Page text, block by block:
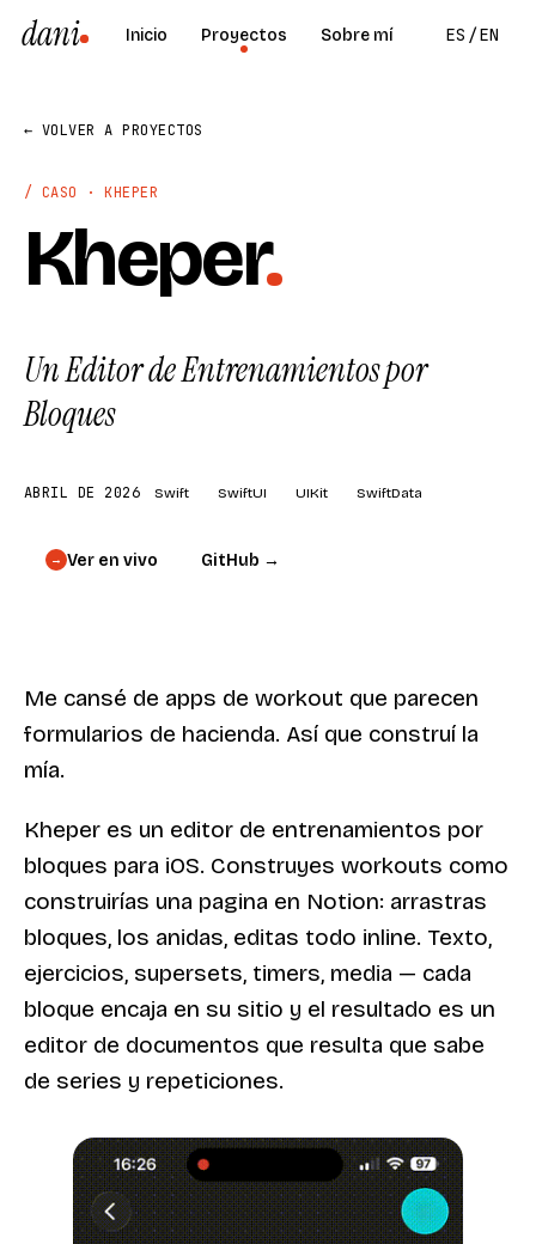
dani Inicio Proyectos Sobre mí ES /EN
← VOLVER A PROYECTOS
/ CASO · KHEPER
Kheper.
Un Editor de Entrenamientos por
Bloques
ABRIL DE 2026 Swift SwiftUI UIKit SwiftData
→ Ver en vivo GitHub →
Me cansé de apps de workout que parecen
formularios de hacienda. Así que construí la
mía.
Kheper es un editor de entrenamientos por
bloques para iOS. Construyes workouts como
construirías una pagina en Notion: arrastras
bloques, los anidas, editas todo inline. Texto,
ejercicios, supersets, timers, media — cada
bloque encaja en su sitio y el resultado es un
editor de documentos que resulta que sabe
de series y repeticiones.